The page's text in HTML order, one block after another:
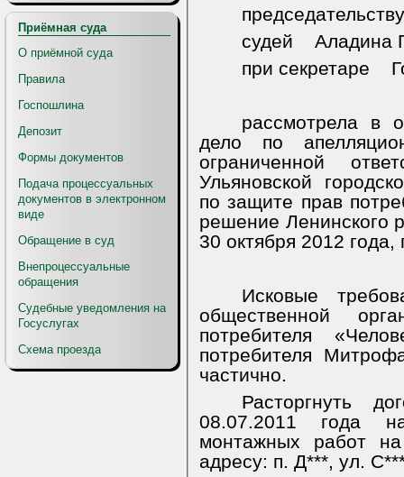
Приёмная суда
О приёмной суда
Правила
Госпошлина
Депозит
Формы документов
Подача процессуальных
документов в электронном
виде
Обращение в суд
Внепроцессуальные
обращения
Судебные уведомления на
Госуслугах
Схема проезда
судей
Аладина
при секретаре
рассмотрела в
дело по
ограниченной
Ульяновской
по защите прав
решение Ленинского
30 октября 2012
Исковые
общественной
потребителя
потребителя
частично.
Расторгнуть
08.07.2011 года
монтажных работ
адресу: п. Д***, ул.